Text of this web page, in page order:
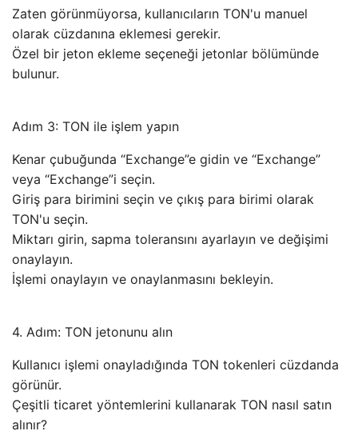
Zaten görünmüyorsa, kullanıcıların TON'u manuel
olarak cüzdanına eklemesi gerekir.
Özel bir jeton ekleme seçeneği jetonlar bölümünde
bulunur.
Adım 3: TON ile işlem yapın
Kenar çubuğunda “Exchange”e gidin ve “Exchange”
veya “Exchange”i seçin.
Giriş para birimini seçin ve çıkış para birimi olarak
TON'u seçin.
Miktarı girin, sapma toleransını ayarlayın ve değişimi
onaylayın.
İşlemi onaylayın ve onaylanmasını bekleyin.
4. Adım: TON jetonunu alın
Kullanıcı işlemi onayladığında TON tokenleri cüzdanda
görünür.
Çeşitli ticaret yöntemlerini kullanarak TON nasıl satın
alınır?